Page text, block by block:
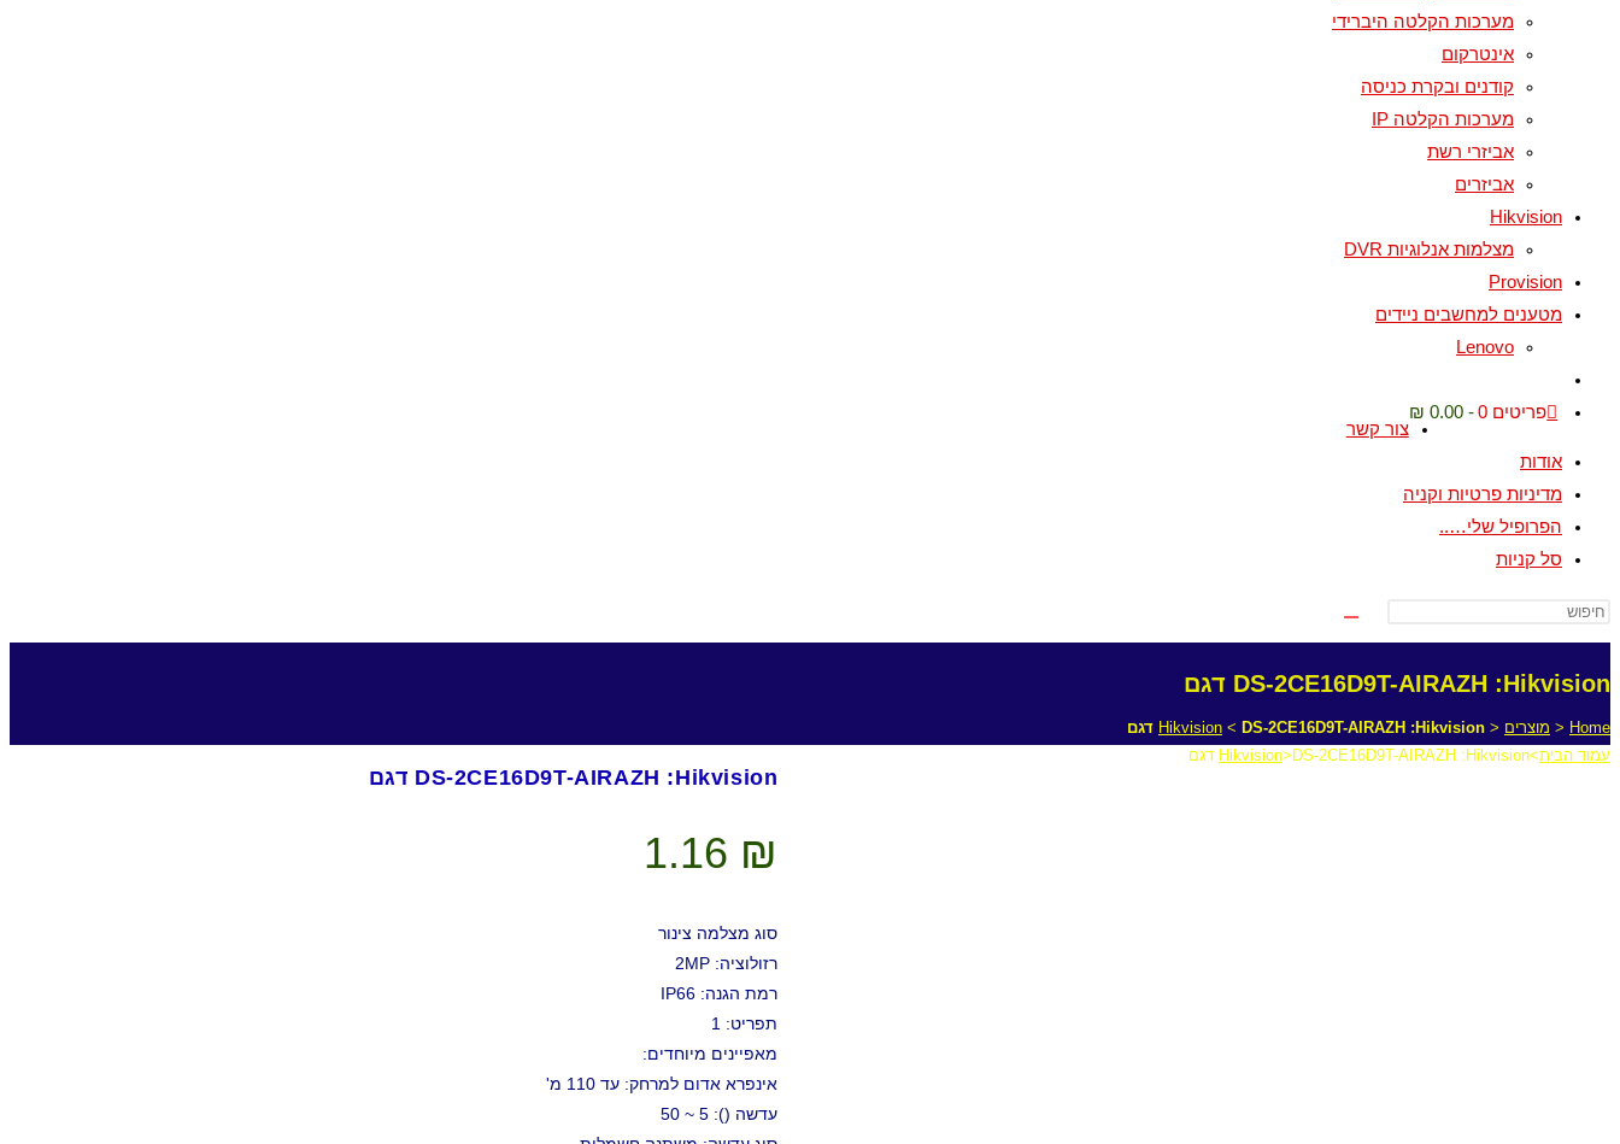
מערכות הקלטה היברידי
אינטרקום
קודנים ובקרת כניסה
מערכות הקלטה IP
אביזרי רשת
אביזרים
Hikvision
מצלמות אנלוגיות DVR
Provision
מטענים למחשבים ניידים
Lenovo
website
פריטים 0
0.00 ₪
צור קשר
אודות
מדיניות פרטיות וקניה
הפרופיל שלי…..
סל קניות
DS-2CE16D9T-AIRAZH :Hikvision דגם
Home
< מוצרים <
Hikvision < DS-2CE16D9T-AIRAZH :Hikvision דגם
עמוד הבית>
Hikvision> DS-2CE16D9T-AIRAZH :Hikvision דגם
DS-2CE16D9T-AIRAZH :Hikvision דגם
1.16 ₪
סוג מצלמה צינור
רזולוציה: 2MP
רמת הגנה: IP66
תפריט: 1
מאפיינים מיוחדים:
אינפרא אדום למרחק: עד 110 מ'
עדשה (): 5 ~ 50